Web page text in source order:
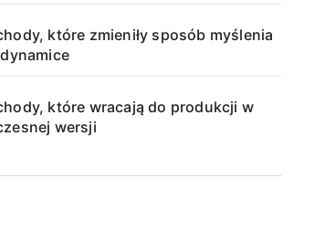
które zmieniły sposób myślenia
które wracają do produkcji w
wersji